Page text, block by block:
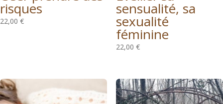
risques
22,00 €
sensualité, sa
sexualité
féminine
22,00 €